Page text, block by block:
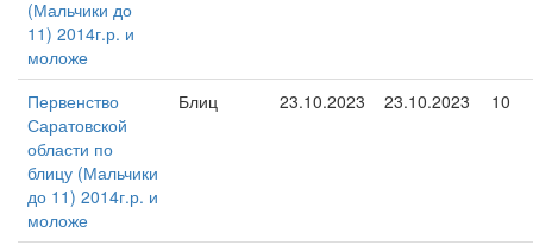
(Мальчики до
11) 2014г.р. и
моложе
Первенство
Саратовской
области по
блицу (Мальчики
до 11) 2014г.р. и
моложе
Блиц 23.10.2023 23.10.2023 10